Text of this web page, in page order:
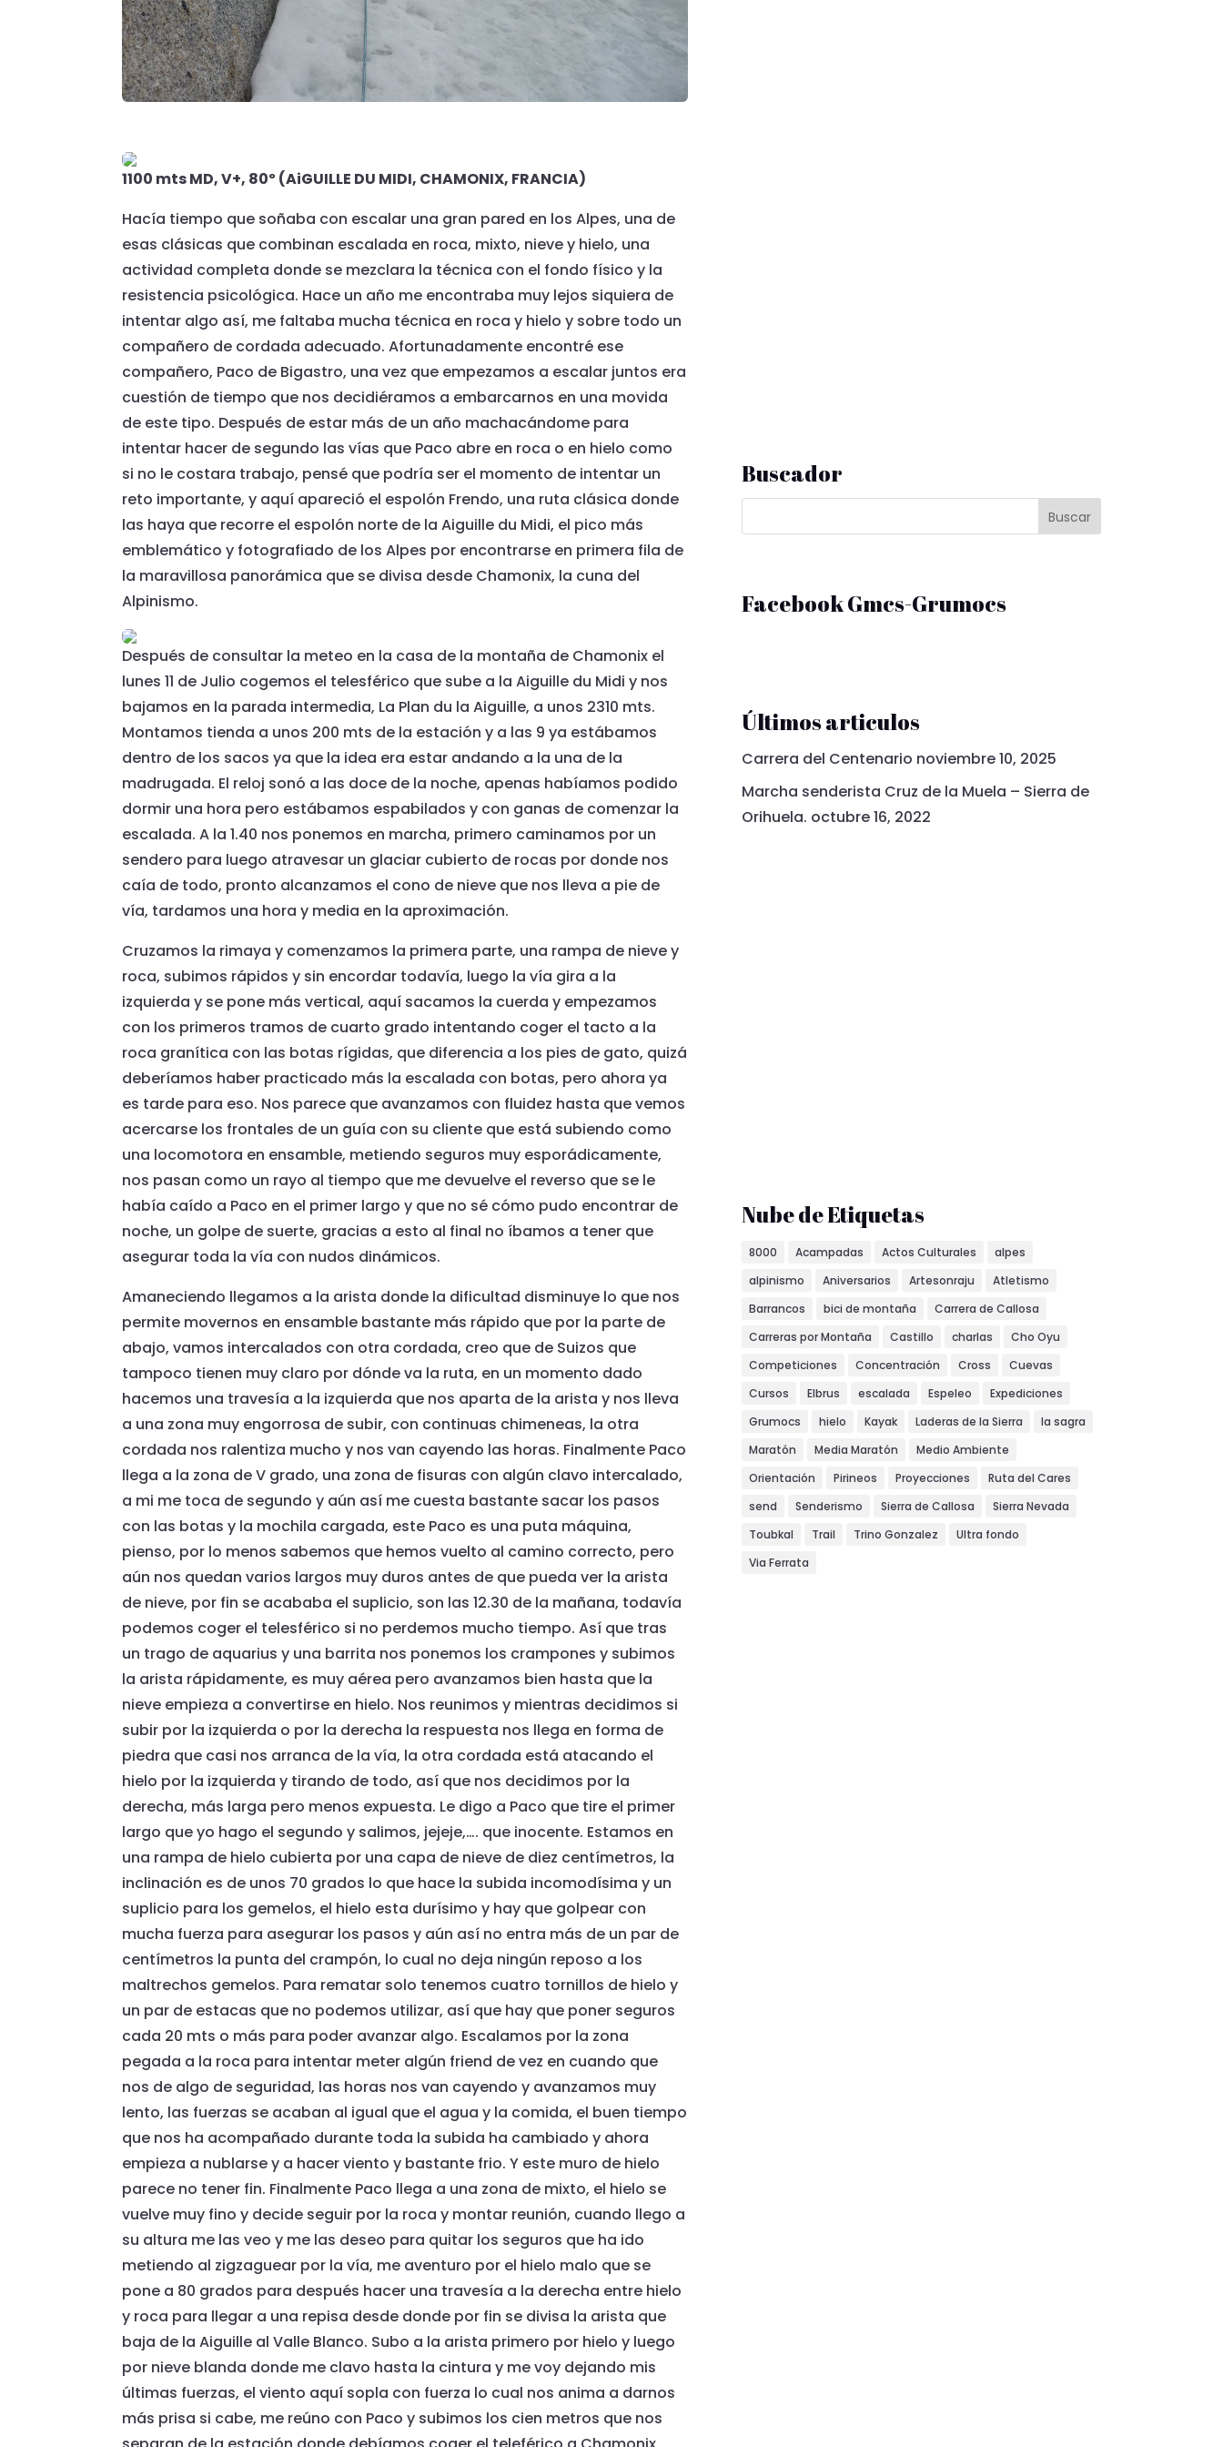
1100 mts MD, V+, 80º (AiGUILLE DU MIDI, CHAMONIX, FRANCIA)
Hacía tiempo que soñaba con escalar una gran pared en los Alpes, una de
esas clásicas que combinan escalada en roca, mixto, nieve y hielo, una
actividad completa donde se mezclara la técnica con el fondo físico y la
resistencia psicológica. Hace un año me encontraba muy lejos siquiera de
intentar algo así, me faltaba mucha técnica en roca y hielo y sobre todo un
compañero de cordada adecuado. Afortunadamente encontré ese
compañero, Paco de Bigastro, una vez que empezamos a escalar juntos era
cuestión de tiempo que nos decidiéramos a embarcarnos en una movida
de este tipo. Después de estar más de un año machacándome para
intentar hacer de segundo las vías que Paco abre en roca o en hielo como
si no le costara trabajo, pensé que podría ser el momento de intentar un
reto importante, y aquí apareció el espolón Frendo, una ruta clásica donde
las haya que recorre el espolón norte de la Aiguille du Midi, el pico más
emblemático y fotografiado de los Alpes por encontrarse en primera fila de
la maravillosa panorámica que se divisa desde Chamonix, la cuna del
Alpinismo.
Después de consultar la meteo en la casa de la montaña de Chamonix el
lunes 11 de Julio cogemos el telesférico que sube a la Aiguille du Midi y nos
bajamos en la parada intermedia, La Plan du la Aiguille, a unos 2310 mts.
Montamos tienda a unos 200 mts de la estación y a las 9 ya estábamos
dentro de los sacos ya que la idea era estar andando a la una de la
madrugada. El reloj sonó a las doce de la noche, apenas habíamos podido
dormir una hora pero estábamos espabilados y con ganas de comenzar la
escalada. A la 1.40 nos ponemos en marcha, primero caminamos por un
sendero para luego atravesar un glaciar cubierto de rocas por donde nos
caía de todo, pronto alcanzamos el cono de nieve que nos lleva a pie de
vía, tardamos una hora y media en la aproximación.
Cruzamos la rimaya y comenzamos la primera parte, una rampa de nieve y
roca, subimos rápidos y sin encordar todavía, luego la vía gira a la
izquierda y se pone más vertical, aquí sacamos la cuerda y empezamos
con los primeros tramos de cuarto grado intentando coger el tacto a la
roca granítica con las botas rígidas, que diferencia a los pies de gato, quizá
deberíamos haber practicado más la escalada con botas, pero ahora ya
es tarde para eso. Nos parece que avanzamos con fluidez hasta que vemos
acercarse los frontales de un guía con su cliente que está subiendo como
una locomotora en ensamble, metiendo seguros muy esporádicamente,
nos pasan como un rayo al tiempo que me devuelve el reverso que se le
había caído a Paco en el primer largo y que no sé cómo pudo encontrar de
noche, un golpe de suerte, gracias a esto al final no íbamos a tener que
asegurar toda la vía con nudos dinámicos.
Amaneciendo llegamos a la arista donde la dificultad disminuye lo que nos
permite movernos en ensamble bastante más rápido que por la parte de
abajo, vamos intercalados con otra cordada, creo que de Suizos que
tampoco tienen muy claro por dónde va la ruta, en un momento dado
hacemos una travesía a la izquierda que nos aparta de la arista y nos lleva
a una zona muy engorrosa de subir, con continuas chimeneas, la otra
cordada nos ralentiza mucho y nos van cayendo las horas. Finalmente Paco
llega a la zona de V grado, una zona de fisuras con algún clavo intercalado,
a mi me toca de segundo y aún así me cuesta bastante sacar los pasos
con las botas y la mochila cargada, este Paco es una puta máquina,
pienso, por lo menos sabemos que hemos vuelto al camino correcto, pero
aún nos quedan varios largos muy duros antes de que pueda ver la arista
de nieve, por fin se acababa el suplicio, son las 12.30 de la mañana, todavía
podemos coger el telesférico si no perdemos mucho tiempo. Así que tras
un trago de aquarius y una barrita nos ponemos los crampones y subimos
la arista rápidamente, es muy aérea pero avanzamos bien hasta que la
nieve empieza a convertirse en hielo. Nos reunimos y mientras decidimos si
subir por la izquierda o por la derecha la respuesta nos llega en forma de
piedra que casi nos arranca de la vía, la otra cordada está atacando el
hielo por la izquierda y tirando de todo, así que nos decidimos por la
derecha, más larga pero menos expuesta. Le digo a Paco que tire el primer
largo que yo hago el segundo y salimos, jejeje,…. que inocente. Estamos en
una rampa de hielo cubierta por una capa de nieve de diez centímetros, la
inclinación es de unos 70 grados lo que hace la subida incomodísima y un
suplicio para los gemelos, el hielo esta durísimo y hay que golpear con
mucha fuerza para asegurar los pasos y aún así no entra más de un par de
centímetros la punta del crampón, lo cual no deja ningún reposo a los
maltrechos gemelos. Para rematar solo tenemos cuatro tornillos de hielo y
un par de estacas que no podemos utilizar, así que hay que poner seguros
cada 20 mts o más para poder avanzar algo. Escalamos por la zona
pegada a la roca para intentar meter algún friend de vez en cuando que
nos de algo de seguridad, las horas nos van cayendo y avanzamos muy
lento, las fuerzas se acaban al igual que el agua y la comida, el buen tiempo
que nos ha acompañado durante toda la subida ha cambiado y ahora
empieza a nublarse y a hacer viento y bastante frio. Y este muro de hielo
parece no tener fin. Finalmente Paco llega a una zona de mixto, el hielo se
vuelve muy fino y decide seguir por la roca y montar reunión, cuando llego a
su altura me las veo y me las deseo para quitar los seguros que ha ido
metiendo al zigzaguear por la vía, me aventuro por el hielo malo que se
pone a 80 grados para después hacer una travesía a la derecha entre hielo
y roca para llegar a una repisa desde donde por fin se divisa la arista que
baja de la Aiguille al Valle Blanco. Subo a la arista primero por hielo y luego
por nieve blanda donde me clavo hasta la cintura y me voy dejando mis
últimas fuerzas, el viento aquí sopla con fuerza lo cual nos anima a darnos
más prisa si cabe, me reúno con Paco y subimos los cien metros que nos
Buscador
Facebook Gmcs-Grumocs
Últimos articulos
Carrera del Centenario noviembre 10, 2025
Marcha senderista Cruz de la Muela – Sierra de
Orihuela. octubre 16, 2022
Nube de Etiquetas
8000 Acampadas Actos Culturales
alpes
alpinismo
Aniversarios Artesonraju
Atletismo
Barrancos
bici de montaña
Carrera de Callosa
Carreras por Montaña
Castillo charlas
Cho Oyu
Competiciones
Concentración Cross
Cuevas
Cursos
Elbrus escalada Espeleo
Expediciones
Grumocs
hielo Kayak Laderas de la Sierra
la sagra
Maratón
Media Maratón
Medio Ambiente
Orientación
Pirineos Proyecciones
Ruta del Cares
send
Senderismo Sierra de Callosa
Sierra Nevada
Toubkal
Trail Trino Gonzalez
Ultra fondo
Via Ferrata